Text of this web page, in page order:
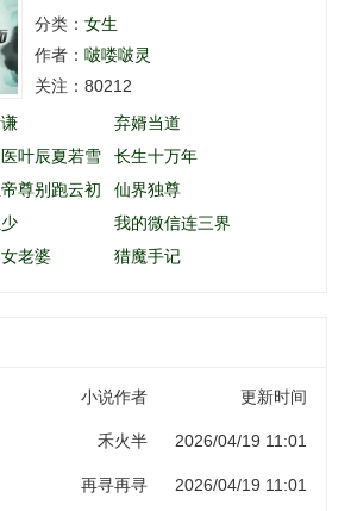
分类： 女生
作者： 啵喽啵灵
关注：80212
弃婿当道
叶辰夏若雪
长生十万年
尊别跑云初
仙界独尊
我的微信连三界
老婆
猎魔手记
小说作者 更新时间
禾火半 2026/04/19 11:01
再寻再寻 2026/04/19 11:01